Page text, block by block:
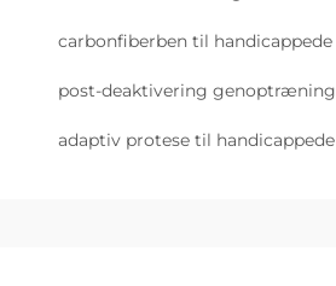
carbonfiberben til handicappede
post-deaktivering genoptræning
adaptiv protese til handicappede